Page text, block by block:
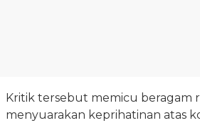
Kritik tersebut memicu beragam
menyuarakan keprihatinan atas